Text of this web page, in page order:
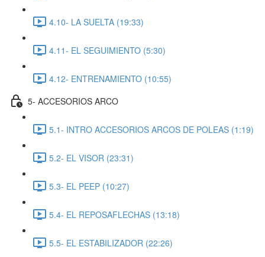
4.10- LA SUELTA (19:33)
4.11- EL SEGUIMIENTO (5:30)
4.12- ENTRENAMIENTO (10:55)
5- ACCESORIOS ARCO
5.1- INTRO ACCESORIOS ARCOS DE POLEAS (1:19)
5.2- EL VISOR (23:31)
5.3- EL PEEP (10:27)
5.4- EL REPOSAFLECHAS (13:18)
5.5- EL ESTABILIZADOR (22:26)